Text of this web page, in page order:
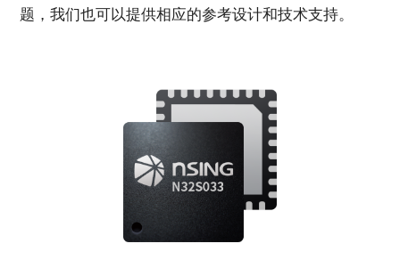
题，我们也可以提供相应的参考设计和技术支持。